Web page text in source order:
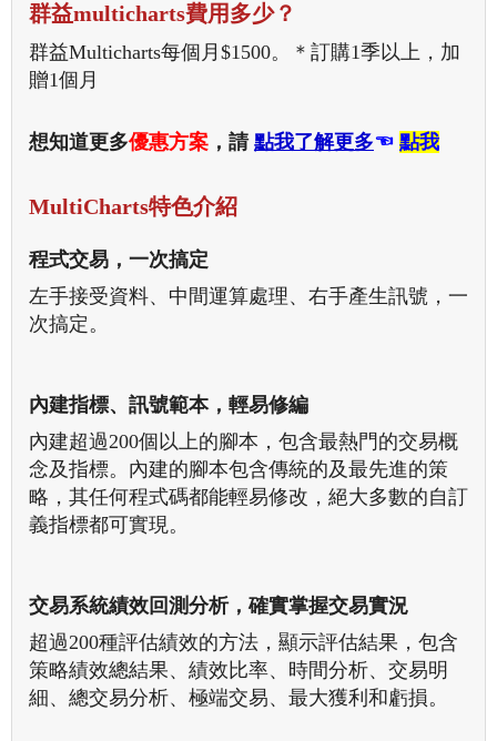
群益multicharts費用多少？
群益Multicharts每個月$1500。＊訂購1季以上，加
贈1個月
想知道更多優惠方案 ，請 點我了解更多☜ 點我
MultiCharts特色介紹
程式交易，一次搞定
左手接受資料、中間運算處理、右手產生訊號，一
次搞定。
內建指標、訊號範本，輕易修編
內建超過200個以上的腳本，包含最熱門的交易概
念及指標。內建的腳本包含傳統的及最先進的策
略，其任何程式碼都能輕易修改，絕大多數的自訂
義指標都可實現。
交易系統績效回測分析，確實掌握交易實況
超過200種評估績效的方法，顯示評估結果，包含
策略績效總結果、績效比率、時間分析、交易明
細、總交易分析、極端交易、最大獲利和虧損。